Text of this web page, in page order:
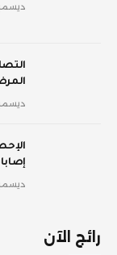
ديسمبر 4,
ديسمبر 4,
ديسمبر 4,
رائج الآن